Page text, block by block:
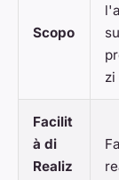
Scopo
zi
Facilit
à di
Realiz